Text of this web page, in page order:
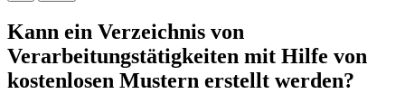
Kann ein Verzeichnis von
Verarbeitungstätigkeiten mit Hilfe von
kostenlosen Mustern erstellt werden?